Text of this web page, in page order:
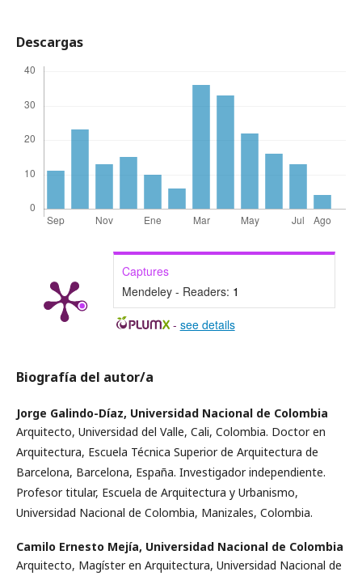
Descargas
Captures
Mendeley - Readers: 1
- see details
Biografía del autor/a
Jorge Galindo-Díaz, Universidad Nacional de Colombia
Arquitecto, Universidad del Valle, Cali, Colombia. Doctor en
Arquitectura, Escuela Técnica Superior de Arquitectura de
Barcelona, Barcelona, España. Investigador independiente.
Profesor titular, Escuela de Arquitectura y Urbanismo,
Universidad Nacional de Colombia, Manizales, Colombia.
Camilo Ernesto Mejía, Universidad Nacional de Colombia
Arquitecto, Magíster en Arquitectura, Universidad Nacional de